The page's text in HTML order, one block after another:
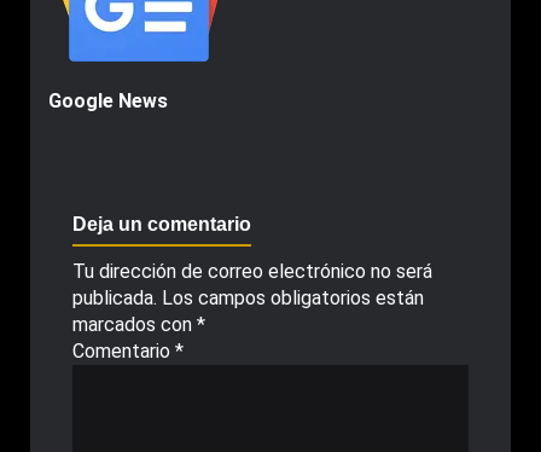
Google News
Deja un comentario
Tu dirección de correo electrónico no será
publicada. Los campos obligatorios están
marcados con *
Comentario *